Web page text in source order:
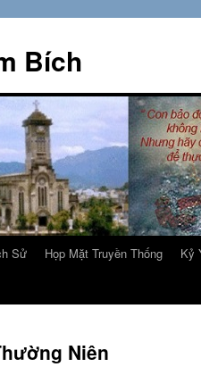
Bích
Sử Họp Mặt Truyền Thống Kỷ
Niên